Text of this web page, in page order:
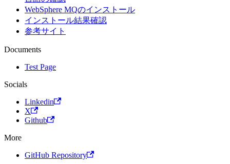
WebSphere MQのインストール
インストール結果確認
参考サイト
Documents
Test Page
Socials
Linkedin
X
Github
More
GitHub Repository